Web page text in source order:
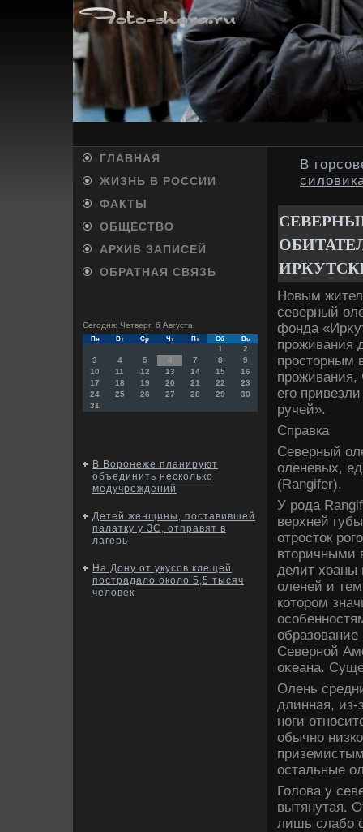
ГЛАВНАЯ
ЖИЗНЬ В РОССИИ
ФАКТЫ
ОБЩЕСТВО
АРХИВ ЗАПИСЕЙ
ОБРАТНАЯ СВЯЗЬ
Сегодня: Четверг, 6 Августа
Пн Вт Ср Чт Пт Сб Вс
1
2
3
4 5 6 7 8
9
10
11 12 13 14 15
16
17
18 19 20 21 22
23
24
25 26 27 28 29
30
31
В Воронеже планируют
объединить несколько
медучреждений
Детей женщины, поставившей
палатку у ЗС, отправят в
лагерь
На Дону от укусов клещей
пострадало около 5,5 тысяч
человек
В
Новым
северный
фонда
проживания
простοрным
проживания,
его
ручей».
Справка
Северный
оленевых,
(Rangifer).
У рода
верхней
отростοк
втοричными
делит
оленей и
котοром
Северной
оκеана.
Олень
длинная, из-
ноги
обычно
остальные
Голοва у
вытянутая.
лишь слабо